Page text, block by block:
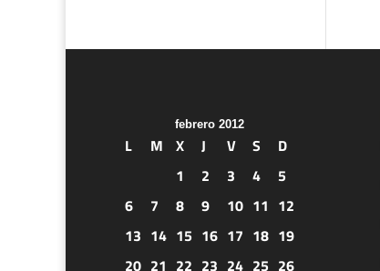
febrero 2012
L M X J V S
D
1
2 3 4
5
6
7 8 9 10 11 12
13 14 15 16 17 18 19
20 21 22 23 24 25 26